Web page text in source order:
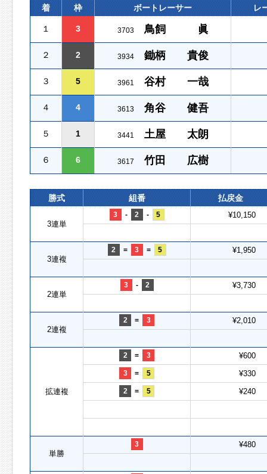
着 枠 ボートレーサー レ
１ 3 3703 鳥飼 眞
２ 2 3934 鋤柄 貴俊
３ 5 3961 谷村 一哉
４ 4 3613 角谷 健吾
５ 1 3441 土屋 太朗
６ 6 3617 竹田 広樹
勝式 組番 払戻金
3連単
3 - 2 - 5 ¥10,150
3連複
2 = 3 = 5 ¥1,950
2連単
3 - 2 ¥3,730
2連複
2 = 3 ¥2,010
拡連複
2 = 3 ¥600
3 = 5 ¥330
2 = 5 ¥240
単勝
3 ¥480